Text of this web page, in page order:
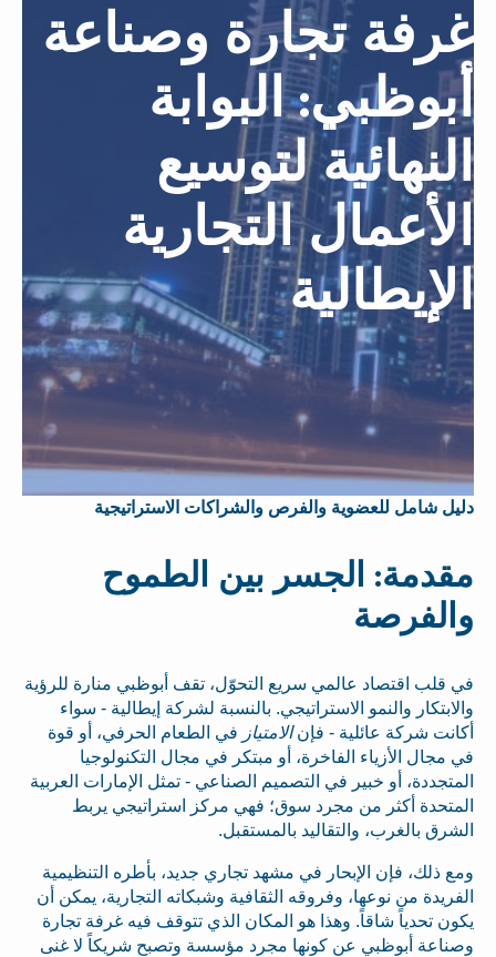
غرفة تجارة وصناعة
أبوظبي: البوابة
النهائية لتوسيع
الأعمال التجارية
الإيطالية
دليل شامل للعضوية والفرص والشراكات الاستراتيجية
مقدمة: الجسر بين الطموح
والفرصة
في قلب اقتصاد عالمي سريع التحوّل، تقف أبوظبي منارة للرؤية
والابتكار والنمو الاستراتيجي. بالنسبة لشركة إيطالية - سواء
أكانت شركة عائلية - فإنالامتياز في الطعام الحرفي، أو قوة
في مجال الأزياء الفاخرة، أو مبتكر في مجال التكنولوجيا
المتجددة، أو خبير في التصميم الصناعي - تمثل الإمارات العربية
المتحدة أكثر من مجرد سوق؛ فهي مركز استراتيجي يربط
الشرق بالغرب، والتقاليد بالمستقبل.
ومع ذلك، فإن الإبحار في مشهد تجاري جديد، بأطره التنظيمية
الفريدة من نوعها، وفروقه الثقافية وشبكاته التجارية، يمكن أن
يكون تحدياً شاقاً. وهذا هو المكان الذي تتوقف فيه غرفة تجارة
وصناعة أبوظبي عن كونها مجرد مؤسسة وتصبح شريكاً لا غنى